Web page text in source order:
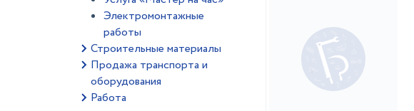
Электромонтажные
работы
Строительные материалы
Продажа транспорта и
оборудования
Работа